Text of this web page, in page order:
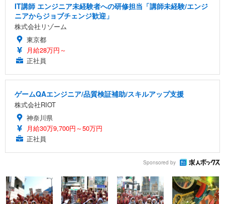
IT講師 エンジニア未経験者への研修担当「講師未経験/エンジ
ニアからジョブチェンジ歓迎」
株式会社リゾーム
東京都
月給28万円～
正社員
ゲームQAエンジニア/品質検証補助/スキルアップ支援
株式会社RIOT
神奈川県
月給30万9,700円～50万円
正社員
Sponsored by